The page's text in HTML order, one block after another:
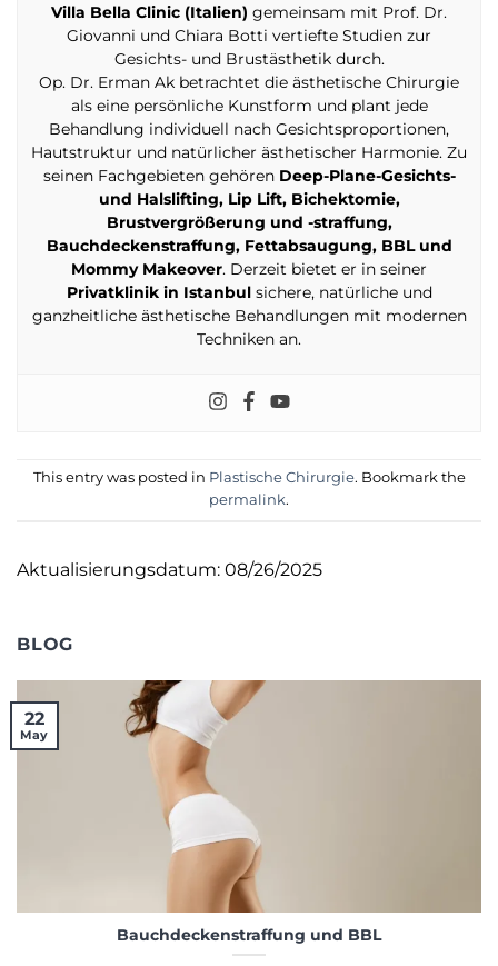
Villa Bella Clinic (Italien) gemeinsam mit Prof. Dr.
Giovanni und Chiara Botti vertiefte Studien zur
Gesichts- und Brustästhetik durch.
Op. Dr. Erman Ak betrachtet die ästhetische Chirurgie
als eine persönliche Kunstform und plant jede
Behandlung individuell nach Gesichtsproportionen,
Hautstruktur und natürlicher ästhetischer Harmonie. Zu
seinen Fachgebieten gehören Deep-Plane-Gesichts-
und Halslifting, Lip Lift, Bichektomie,
Brustvergrößerung und -straffung,
Bauchdeckenstraffung, Fettabsaugung, BBL und
Mommy Makeover. Derzeit bietet er in seiner
Privatklinik in Istanbulsichere, natürliche und
ganzheitliche ästhetische Behandlungen mit modernen
Techniken an.
This entry was posted in Plastische Chirurgie. Bookmark the
permalink.
Aktualisierungsdatum: 08/26/2025
BLOG
Bauchdeckenstraffung und BBL
22
May